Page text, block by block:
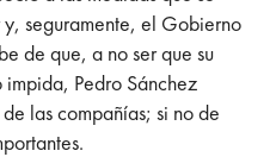
seguramente, el Gobierno
de que, a no ser que su
Pedro Sánchez
las compañías; si no de